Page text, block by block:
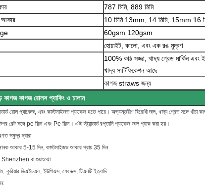
787 মিমি, 889 মিমি
আকার
10 মিমি 13mm, 14 মিমি, 15mm 16
60gsm 120gsm
হোয়াইট, কালো, এবং এক রঙ মুদ্রণ
100% কাঠ সজ্জা, খাদ্য গ্রেড মার্কিন এবং
খাদ্য সার্টিফিকেশন আছে
কাগজ straws জন্য
কাগজ রোলস প্যাকিং ও চালান
রোল প্যাকেজ, এবং কাস্টমাইজড প্যাকেজ হতে পারে। অভ্যন্তরীণ বিরোধী জল, খাদ্য গ্রেড সঙ্গে খাঁচা
বেল্ট সঙ্গে pe ফিল্ম এবং Pe ফিল্ম। এটা স্ট্যান্ডার্ড রপ্তানি প্যাকেজ ভাল প্যাক করা হয়।
সমুদ্র দ্বারা
আকার 5-15 দিন, কাস্টমাইজড আকার প্রায় 35 দিন
Shenzhen বা গুয়াংঝো
কুরিয়ার ডিএইচএল, ইউপিএস, ফেডেক্স, টিএনটি ইত্যাদি